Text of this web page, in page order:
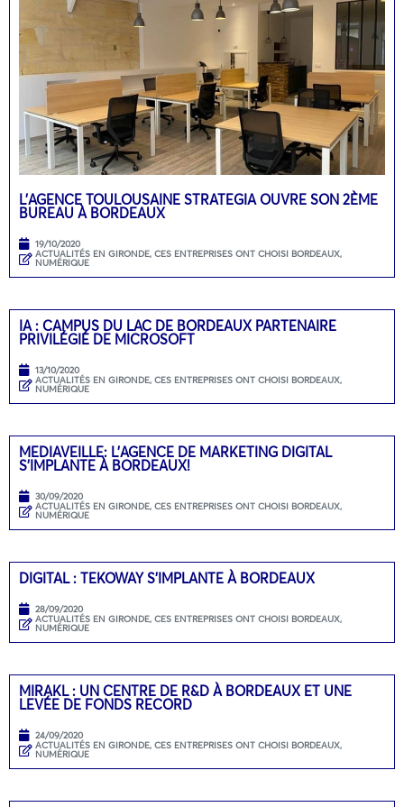
L’AGENCE TOULOUSAINE STRATEGIA OUVRE SON 2ÈME
BUREAU À BORDEAUX
19/10/2020
ACTUALITÉS EN GIRONDE, CES ENTREPRISES ONT CHOISI BORDEAUX,
NUMÉRIQUE
IA : CAMPUS DU LAC DE BORDEAUX PARTENAIRE
PRIVILÉGIÉ DE MICROSOFT
13/10/2020
ACTUALITÉS EN GIRONDE, CES ENTREPRISES ONT CHOISI BORDEAUX,
NUMÉRIQUE
MEDIAVEILLE: L’AGENCE DE MARKETING DIGITAL
S’IMPLANTE À BORDEAUX!
30/09/2020
ACTUALITÉS EN GIRONDE, CES ENTREPRISES ONT CHOISI BORDEAUX,
NUMÉRIQUE
DIGITAL : TEKOWAY S’IMPLANTE À BORDEAUX
28/09/2020
ACTUALITÉS EN GIRONDE, CES ENTREPRISES ONT CHOISI BORDEAUX,
NUMÉRIQUE
MIRAKL : UN CENTRE DE R&D À BORDEAUX ET UNE
LEVÉE DE FONDS RECORD
24/09/2020
ACTUALITÉS EN GIRONDE, CES ENTREPRISES ONT CHOISI BORDEAUX,
NUMÉRIQUE